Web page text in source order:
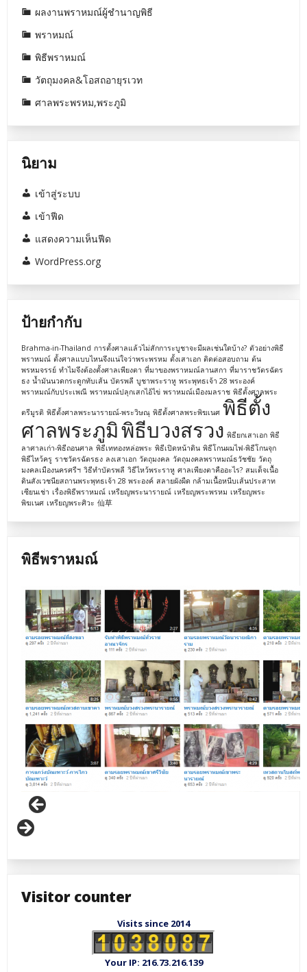
ผลงานพราหมณ์ผู้ชำนาญพิธี
พราหมณ์
พิธีพราหมณ์
วัตถุมงคล&โอสถอายุรเวท
ศาลพระพรหม,พระภูมิ
นิยาม
เข้าสู่ระบบ
เข้าฟีด
แสดงความเห็นฟีด
WordPress.org
ป้ายกำกับ
Brahma-in-Thailand การตั้งศาลแล้วไม่สักการะบูชาจะมีผลเช่นใดบ้าง? ตัวอย่างพิธี
พราหมณ์ ตั้งศาลแบบไหนจึงแน่ใจว่าพระพรหม ตั้งเสาเอก ติดต่อสอบถาม ต้น
พรหมจรรย์ ทำไมจึงต้องตั้งศาลเพียงตา ที่มาของพราหมณ์ลานสกา ที่มาราชวัตรฉัตร
ธง น้ำมันนวดกระดูกทับเส้น บัตรพลี บูชาพระราหู พระพุทธเจ้า 28 พระองค์
พราหมณ์กับประเพณี พราหมณ์ปลุกเสกไอ้ไข่ พราหมณ์เมืองมลราช พิธีตั้งศาลพระ
ตรีมูรติ พิธีตั้งศาลพระนารายณ์-พระวิษณุ พิธีตั้งศาลพระพิฆเนศ พิธีตั้ง
ศาลพระภูมิพิธีบวงสรวง พิธียกเสาเอก พิธี
ลาศาลเก่า-พิธีถอนศาล พิธีเททองหล่อพระ พิธีเปิดหน้าดิน พิธีโกนผมไฟ-พิธีโกนจุก
พิธีไหว้ครู ราชวัตรฉัตรธง ลงเสาเอก วัตถุมงคล วัตถุมงคลพราหมณ์ธวัชชัย วัตถุ
มงคลเมืองนครศรีฯ วิธีทำบัตรพลี วิธีไหว้พระราหู ศาลเพียงตาคืออะไร? สมเด็จเนื้อ
ดินสังเวชนียสถานพระพุทธเจ้า 28 พระองค์ สลายผังผืด กล้ามเนื้อหนีบเส้นประสาท
เซียนเช่า เรื่องพิธีพราหมณ์ เหรียญพระนารายณ์ เหรียญพระพรหม เหรียญพระ
พิฆเนศ เหรียญพระศิวะ 仙草
พิธีพราหมณ์
Visitor counter
Visits since 2014
Your IP: 216.73.216.139